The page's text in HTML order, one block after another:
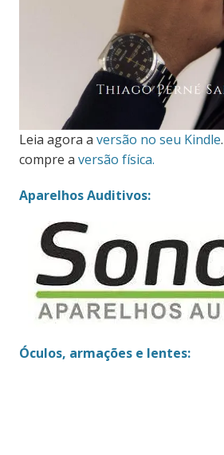
Leia agora a versão no seu Kindle
compre a versão física.
Aparelhos Auditivos:
Óculos, armações e lentes: